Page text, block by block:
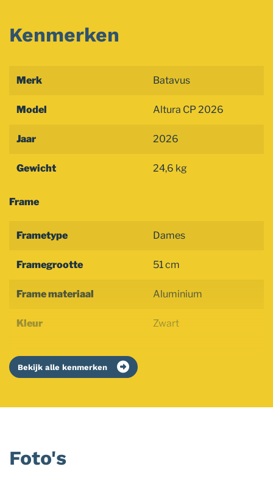
Kenmerken
Merk Batavus
Model Altura CP 2026
Jaar 2026
Gewicht 24,6 kg
Frame
Frametype Dames
Framegrootte 51 cm
Frame materiaal Aluminium
Kleur Zwart
Bekijk alle kenmerken
Foto's